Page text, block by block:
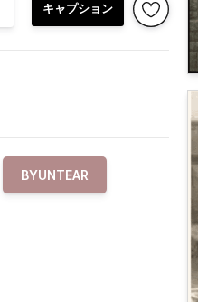
キャプション
BYUNTEAR